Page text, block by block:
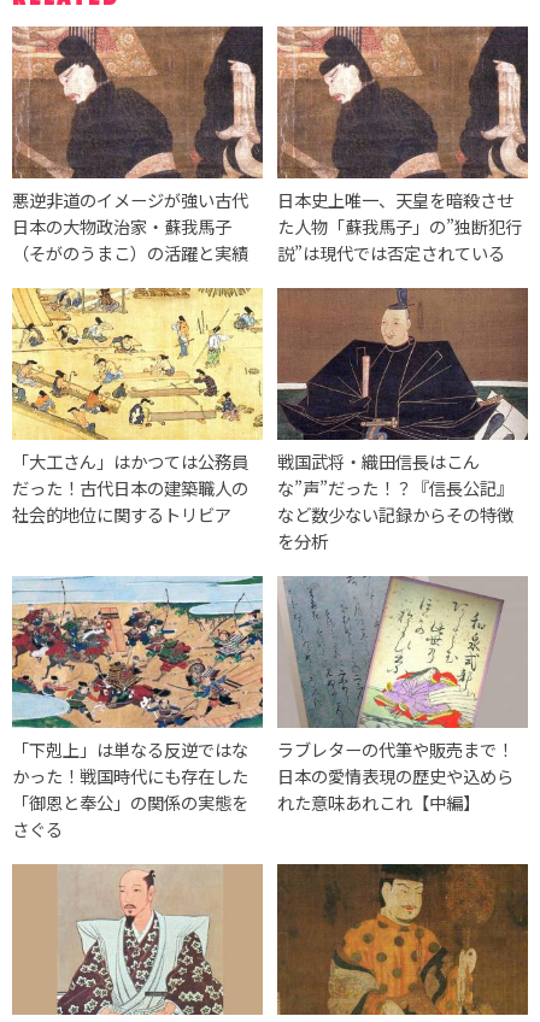
悪逆非道のイメージが強い古代
日本の大物政治家・蘇我馬子
（そがのうまこ）の活躍と実績
日本史上唯一、天皇を暗殺させ
た人物「蘇我馬子」の”独断犯行
説”は現代では否定されている
「大工さん」はかつては公務員
だった！古代日本の建築職人の
社会的地位に関するトリビア
戦国武将・織田信長はこん
な”声”だった！？『信長公記』
など数少ない記録からその特徴
を分析
「下剋上」は単なる反逆ではな
かった！戦国時代にも存在した
「御恩と奉公」の関係の実態を
さぐる
ラブレターの代筆や販売まで！
日本の愛情表現の歴史や込めら
れた意味あれこれ【中編】